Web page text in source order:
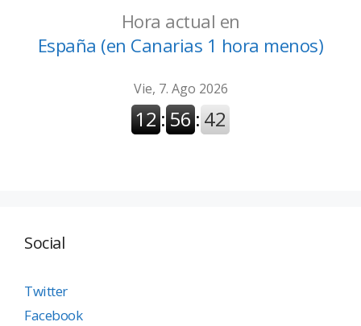
Hora actual en
España (en Canarias 1 hora menos)
Social
Twitter
Facebook